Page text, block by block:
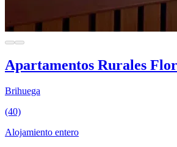
Apartamentos Rurales
Brihuega
(40)
Alojamiento entero